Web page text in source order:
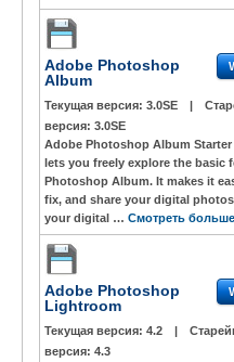
Adobe Photoshop
Album
Текущая версия: 3.0SE |
версия: 3.0SE
Adobe Photoshop Album
lets you freely explore the basic
Photoshop Album. It makes it
fix, and share your digital
your digital … Смотреть
Adobe Photoshop
Lightroom
Текущая версия: 4.2 |
версия: 4.3